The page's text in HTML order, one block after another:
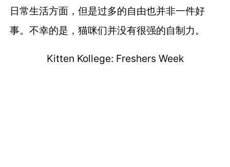
日常生活方面，但是过多的自由也并非一件好
事。不幸的是，猫咪们并没有很强的自制力。
Kitten Kollege: Freshers Week